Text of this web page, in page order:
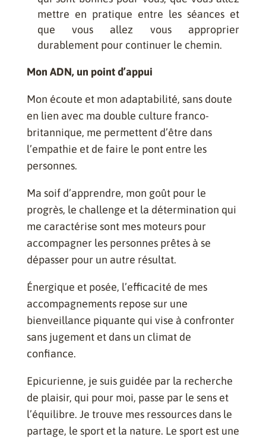
mettre en pratique entre les séances et
que vous allez vous approprier
durablement pour continuer le chemin.
Mon ADN, un point d’appui
Mon écoute et mon adaptabilité, sans doute
en lien avec ma double culture franco-
britannique, me permettent d’être dans
l’empathie et de faire le pont entre les
personnes.
Ma soif d’apprendre, mon goût pour le
progrès, le challenge et la détermination qui
me caractérise sont mes moteurs pour
accompagner les personnes prêtes à se
dépasser pour un autre résultat.
Énergique et posée, l’efficacité de mes
accompagnements repose sur une
bienveillance piquante qui vise à confronter
sans jugement et dans un climat de
confiance.
Epicurienne, je suis guidée par la recherche
de plaisir, qui pour moi, passe par le sens et
l’équilibre. Je trouve mes ressources dans le
partage, le sport et la nature. Le sport est une